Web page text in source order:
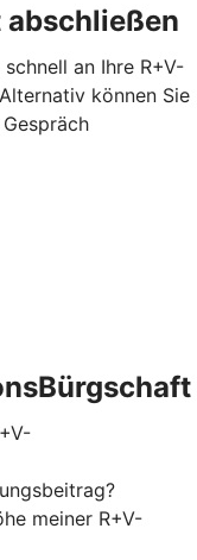
an Ihre R+V-
können Sie
meiner R+V-